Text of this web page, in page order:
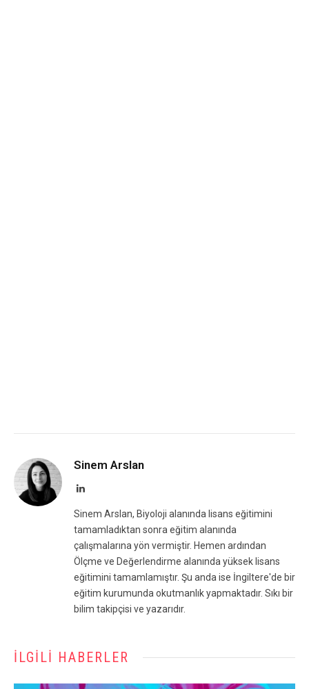
Sinem Arslan
LinkedIn
Sinem Arslan, Biyoloji alanında lisans eğitimini
tamamladıktan sonra eğitim alanında
çalışmalarına yön vermiştir. Hemen ardından
Ölçme ve Değerlendirme alanında yüksek lisans
eğitimini tamamlamıştır. Şu anda ise İngiltere'de bir
eğitim kurumunda okutmanlık yapmaktadır. Sıkı bir
bilim takipçisi ve yazarıdır.
İLGILI HABERLER